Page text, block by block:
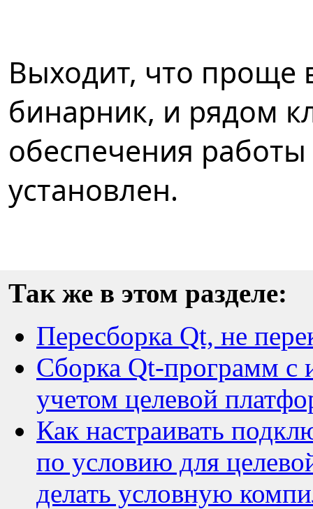
Выходит, что проще
бинарник, и рядом
обеспечения
установлен.
Так же в этом разделе:
Пересборка Qt, не
Сборка Qt-программ с
учетом целевой
Как настраивать
по условию для
делать условную